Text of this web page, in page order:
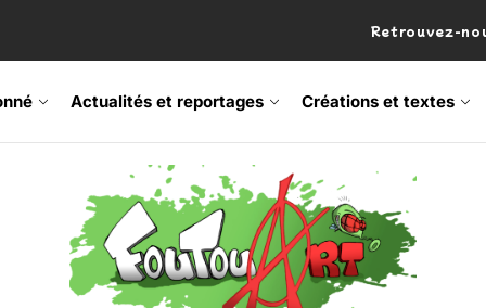
Retrouvez-
Actualités et reportages Créations et textes
Fripon – vernissage 21 mai (Lyon)
Festival – Samedi 18 juillet (Vaulx-en-Velin)